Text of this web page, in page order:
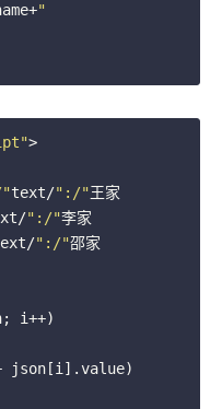
"
text/":/"王家
":/"李家
":/"邵家
i++)
json[i].value)